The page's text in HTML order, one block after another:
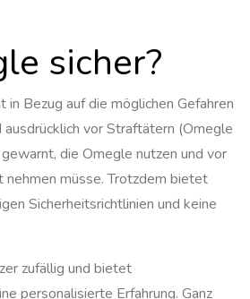
sicher?
Bezug auf die möglichen Gefahren
vor Straftätern (Omegle
die Omegle nutzen und vor
nehmen müsse. Trotzdem bietet
Sicherheitsrichtlinien und keine
zufällig und bietet
personalisierte Erfahrung. Ganz